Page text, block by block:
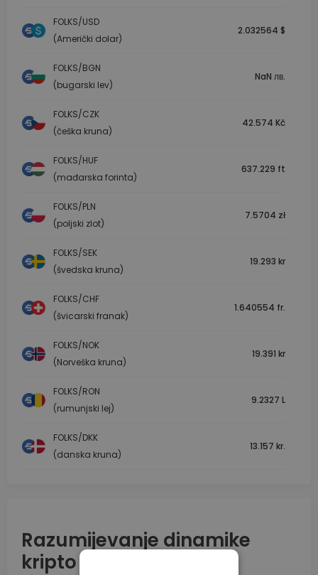
FOLKS/USD
(Američki dolar)
2.032564 $
FOLKS/BGN
(bugarski lev)
NaN лв.
FOLKS/CZK
(češka kruna)
42.574 Kč
FOLKS/HUF
(mađarska forinta)
637.229 ft
FOLKS/PLN
(poljski zlot)
7.5704 zł
FOLKS/SEK
(švedska kruna)
19.293 kr
FOLKS/CHF
(švicarski franak)
1.640554 fr.
FOLKS/NOK
(Norveška kruna)
19.391 kr
FOLKS/RON
(rumunjski lej)
9.2327 L
FOLKS/DKK
(danska kruna)
13.157 kr.
Razumijevanje dinamike
kripto tržišta